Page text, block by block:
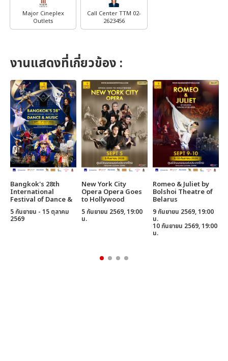
Major Cineplex
Outlets
Call Center TTM 02-
2623456
งานแสดงที่เกี่ยวข้อง :
Bangkok's 28th
International
Festival of Dance &
Music
5 กันยายน - 15 ตุลาคม
2569
New York City
Opera Opera Goes
to Hollywood
5 กันยายน 2569, 19:00
น.
Romeo & Juliet by
Bolshoi Theatre of
Belarus
9 กันยายน 2569, 19:00
น.
10 กันยายน 2569, 19:00
น.